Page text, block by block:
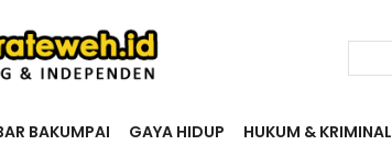
BAKUMPAI GAYA HIDUP HUKUM & KRIMINAL